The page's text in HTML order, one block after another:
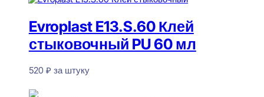
Evroplast E13.S.60 Клей
стыковочный PU 60 мл
520 ₽ за штуку